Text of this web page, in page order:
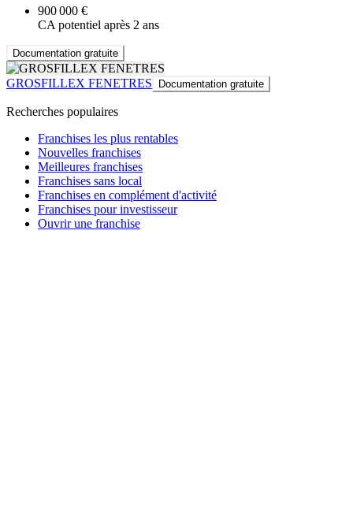
900 000 €
CA potentiel après 2 ans
Documentation gratuite
GROSFILLEX FENETRES Documentation gratuite
Recherches populaires
Franchises les plus rentables
Nouvelles franchises
Meilleures franchises
Franchises sans local
Franchises en complément d'activité
Franchises pour investisseur
Ouvrir une franchise